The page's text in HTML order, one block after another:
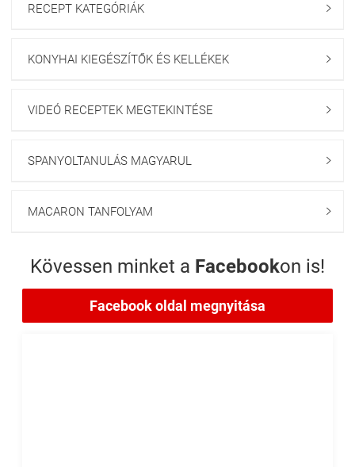
RECEPT KATEGÓRIÁK 
KONYHAI KIEGÉSZÍTŐK ÉS KELLÉKEK 
VIDEÓ RECEPTEK MEGTEKINTÉSE 
SPANYOLTANULÁS MAGYARUL 
MACARON TANFOLYAM 
Kövessen minket a Facebookon is!
Facebook oldal megnyitása